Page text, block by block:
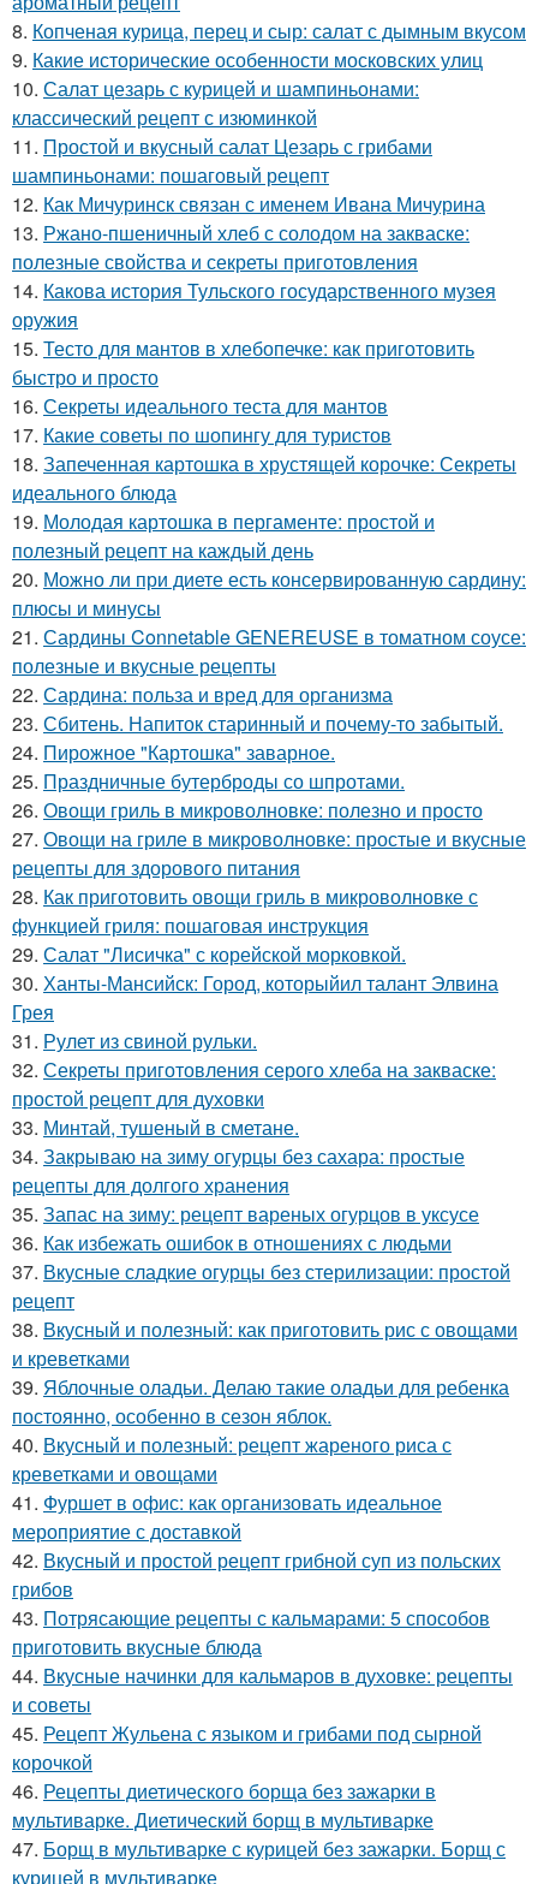
8. Копченая курица, перец и сыр: салат с дымным вкусом
9. Какие исторические особенности московских улиц
10. Салат цезарь с курицей и шампиньонами:
классический рецепт с изюминкой
11. Простой и вкусный салат Цезарь с грибами
шампиньонами: пошаговый рецепт
12. Как Мичуринск связан с именем Ивана Мичурина
13. Ржано-пшеничный хлеб с солодом на закваске:
полезные свойства и секреты приготовления
14. Какова история Тульского государственного музея
оружия
15. Тесто для мантов в хлебопечке: как приготовить
быстро и просто
16. Секреты идеального теста для мантов
17. Какие советы по шопингу для туристов
18. Запеченная картошка в хрустящей корочке: Секреты
идеального блюда
19. Молодая картошка в пергаменте: простой и
полезный рецепт на каждый день
20. Можно ли при диете есть консервированную сардину:
плюсы и минусы
21. Сардины Connetable GENEREUSE в томатном соусе:
полезные и вкусные рецепты
22. Сардина: польза и вред для организма
23. Сбитень. Напиток старинный и почему-то забытый.
24. Пирожное "Картошка" заварное.
25. Праздничные бутерброды со шпротами.
26. Овощи гриль в микроволновке: полезно и просто
27. Овощи на гриле в микроволновке: простые и вкусные
рецепты для здорового питания
28. Как приготовить овощи гриль в микроволновке с
функцией гриля: пошаговая инструкция
29. Салат "Лисичка" с корейской морковкой.
30. Ханты-Мансийск: Город, которыйил талант Элвина
Грея
31. Рулет из свиной рульки.
32. Секреты приготовления серого хлеба на закваске:
простой рецепт для духовки
33. Минтай, тушеный в сметане.
34. Закрываю на зиму огурцы без сахара: простые
рецепты для долгого хранения
35. Запас на зиму: рецепт вареных огурцов в уксусе
36. Как избежать ошибок в отношениях с людьми
37. Вкусные сладкие огурцы без стерилизации: простой
рецепт
38. Вкусный и полезный: как приготовить рис с овощами
и креветками
39. Яблочные оладьи. Делаю такие оладьи для ребенка
постоянно, особенно в сезон яблок.
40. Вкусный и полезный: рецепт жареного риса с
креветками и овощами
41. Фуршет в офис: как организовать идеальное
мероприятие с доставкой
42. Вкусный и простой рецепт грибной суп из польских
грибов
43. Потрясающие рецепты с кальмарами: 5 способов
приготовить вкусные блюда
44. Вкусные начинки для кальмаров в духовке: рецепты
и советы
45. Рецепт Жульена с языком и грибами под сырной
корочкой
46. Рецепты диетического борща без зажарки в
мультиварке. Диетический борщ в мультиварке
47. Борщ в мультиварке с курицей без зажарки. Борщ с
курицей в мультиварке